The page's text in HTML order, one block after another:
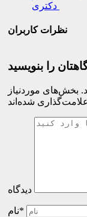
نظرات کاربران
را بنویسید
بخش‌های موردنیاز
دیدگاه
نام*